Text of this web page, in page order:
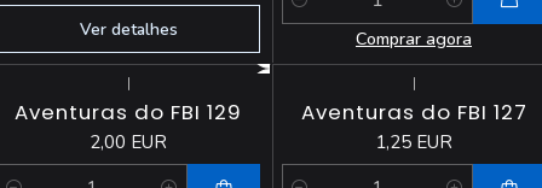
Ver detalhes
Quantidade
Comprar agora
|
Aventuras do FBI 129
2,00 EUR
|
Aventuras do FBI 127
1,25 EUR